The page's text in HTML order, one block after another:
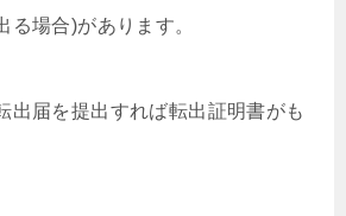
る場合)があります。
出届を提出すれば転出証明書がも